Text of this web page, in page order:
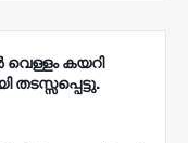
കയറി